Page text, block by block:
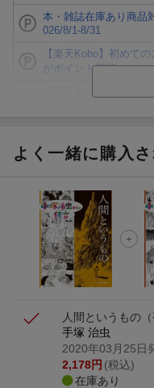
本・雑誌在庫あり商品
026/8/1-8/31
【楽天Kobo】初めて
がポイント20倍
ト山分け
楽天モバイル紹介キャ
進呈
条件達成で楽天限定・
が当たる
よく一緒に購入
人間というもの
手塚 治虫
2020年03月25日
2,178円 (税込)
在庫あり